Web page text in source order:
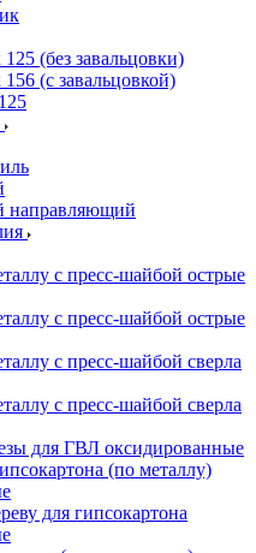
(без завальцовки)
(с завальцовкой)
направляющий
с пресс-шайбой острые
с пресс-шайбой острые
с пресс-шайбой сверла
с пресс-шайбой сверла
для ГВЛ оксидированные
(по металлу)
для гипсокартона